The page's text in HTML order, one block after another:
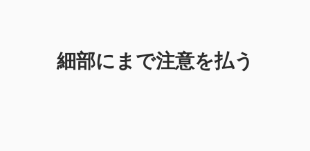
細部にまで注意を払う